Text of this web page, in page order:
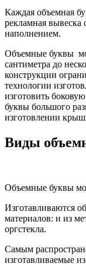
Каждая объемная
рекламная вывеска
наполнением.
Объемные буквы
сантиметра до
конструкции
технологии
изготовить
буквы большого
изготовлении
Виды
Объемные буквы
Изготавливаются
материалов: и из
оргстекла.
Самым
изготавливаемые